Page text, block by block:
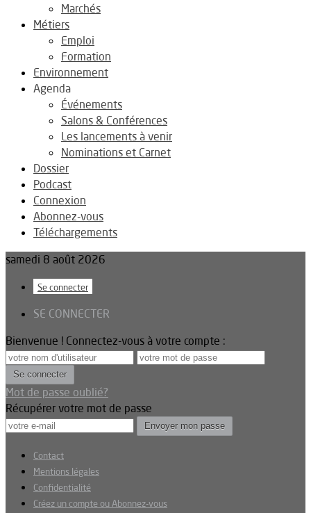
Marchés
Métiers
Emploi
Formation
Environnement
Agenda
Événements
Salons & Conférences
Les lancements à venir
Nominations et Carnet
Dossier
Podcast
Connexion
Abonnez-vous
Téléchargements
samedi 8 août 2026
Se connecter
SE CONNECTER
Bienvenue ! Connectez-vous à votre compte :
Mot de passe oublié?
Récupérer votre mot de passe
Contact
Mentions légales
Confidentialité
Créez un compte ou Abonnez-vous